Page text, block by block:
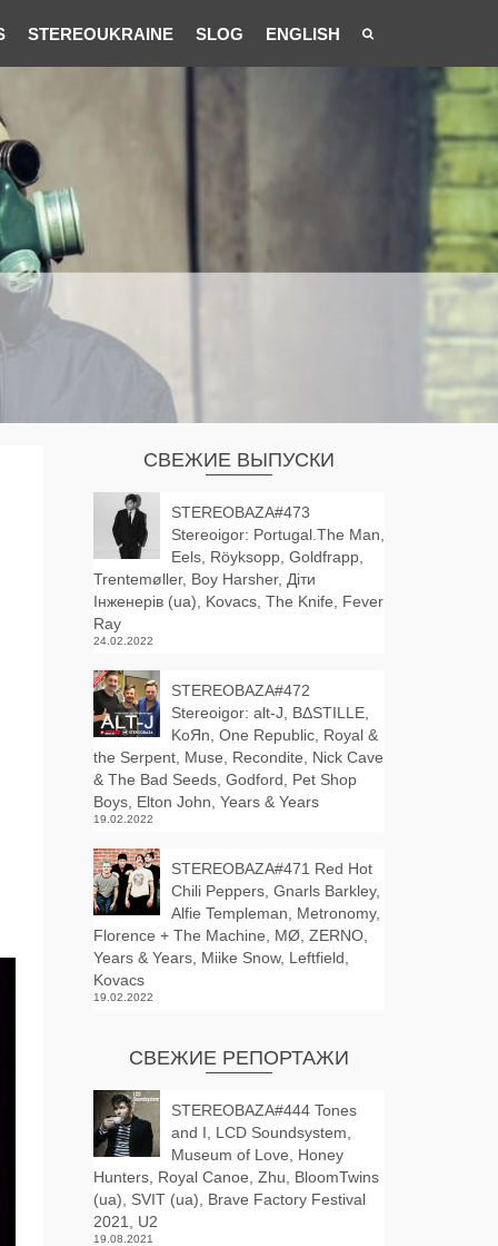
STEREOUKRAINE SLOG ENGLISH
СВЕЖИЕ ВЫПУСКИ
STEREOBAZA#473
Stereoigor: Portugal.The Man,
Eels, Röyksopp, Goldfrapp,
Trentemøller, Boy Harsher, Діти
Інженерів (ua), Kovacs, The Knife, Fever
Ray
24.02.2022
STEREOBAZA#472
Stereoigor: alt‑J, BΔSTILLE,
KoЯn, One Republic, Royal &
the Serpent, Muse, Recondite, Nick Cave
& The Bad Seeds, Godford, Pet Shop
Boys, Elton John, Years & Years
19.02.2022
STEREOBAZA#471 Red Hot
Chili Peppers, Gnarls Barkley,
Alfie Templeman, Metronomy,
Florence + The Machine, MØ, ZERNO,
Years & Years, Miike Snow, Leftfield,
Kovacs
19.02.2022
СВЕЖИЕ РЕПОРТАЖИ
STEREOBAZA#444 Tones
and I, LCD Soundsystem,
Museum of Love, Honey
Hunters, Royal Canoe, Zhu, BloomTwins
(ua), SVIT (ua), Brave Factory Festival
2021, U2
19.08.2021